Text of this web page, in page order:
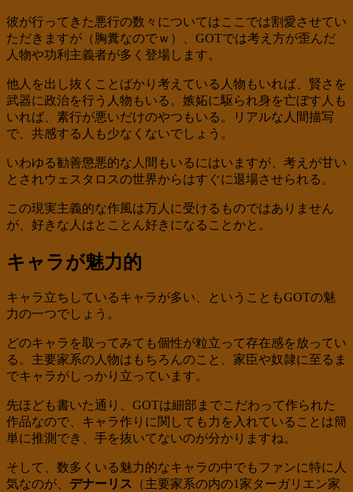
彼が行ってきた悪行の数々についてはここでは割愛させてい
ただきますが（胸糞なのでｗ）、GOTでは考え方が歪んだ
人物や功利主義者が多く登場します。
他人を出し抜くことばかり考えている人物もいれば、賢さを
武器に政治を行う人物もいる。嫉妬に駆られ身を亡ぼす人も
いれば、素行が悪いだけのやつもいる。リアルな人間描写
で、共感する人も少なくないでしょう。
いわゆる勧善懲悪的な人間もいるにはいますが、考えが甘い
とされウェスタロスの世界からはすぐに退場させられる。
この現実主義的な作風は万人に受けるものではありません
が、好きな人はとことん好きになることかと。
キャラが魅力的
キャラ立ちしているキャラが多い、ということもGOTの魅
力の一つでしょう。
どのキャラを取ってみても個性が粒立って存在感を放ってい
る。主要家系の人物はもちろんのこと、家臣や奴隷に至るま
でキャラがしっかり立っています。
先ほども書いた通り、GOTは細部までこだわって作られた
作品なので、キャラ作りに関しても力を入れていることは簡
単に推測でき、手を抜いてないのが分かりますね。
そして、数多くいる魅力的なキャラの中でもファンに特に人
気なのが、 デナーリス （主要家系の内の1家ターガリエン家